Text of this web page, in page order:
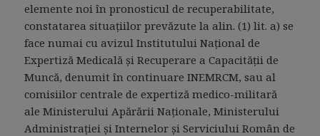
elemente noi în pronosticul de recuperabilitate,
constatarea situaţiilor prevăzute la alin. (1) lit. a) se
face numai cu avizul Institutului Naţional de
Expertiză Medicală şi Recuperare a Capacităţii de
Muncă, denumit în continuare INEMRCM, sau al
comisiilor centrale de expertiză medico-militară
ale Ministerului Apărării Naţionale, Ministerului
Administraţiei şi Internelor şi Serviciului Român de